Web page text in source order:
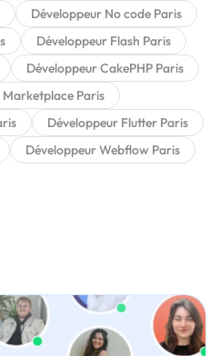
Développeur No code Paris
Développeur Flash Paris
Développeur CakePHP Paris
Marketplace Paris
Développeur Flutter Paris
Développeur Webflow Paris